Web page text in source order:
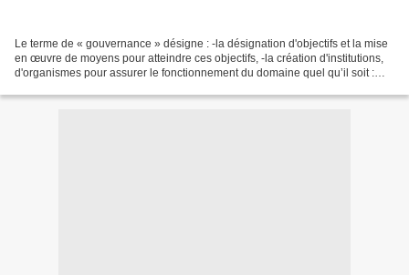
Le terme de « gouvernance » désigne : -la désignation d'objectifs et la mise
en œuvre de moyens pour atteindre ces objectifs, -la création d'institutions,
d'organismes pour assurer le fonctionnement du domaine quel qu’il soit :